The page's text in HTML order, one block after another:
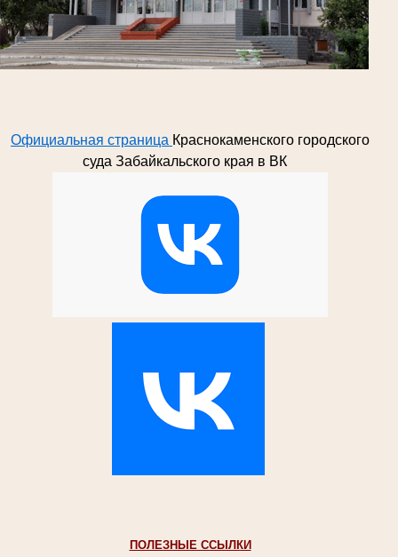
Официальная страница Краснокаменского городского
суда Забайкальского края в ВК
ПОЛЕЗНЫЕ ССЫЛКИ